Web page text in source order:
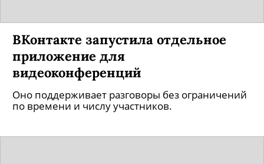
ВКонтакте запустила отдельное
приложение для
видеоконференций
Оно поддерживает разговоры без ограничений
по времени и числу участников.